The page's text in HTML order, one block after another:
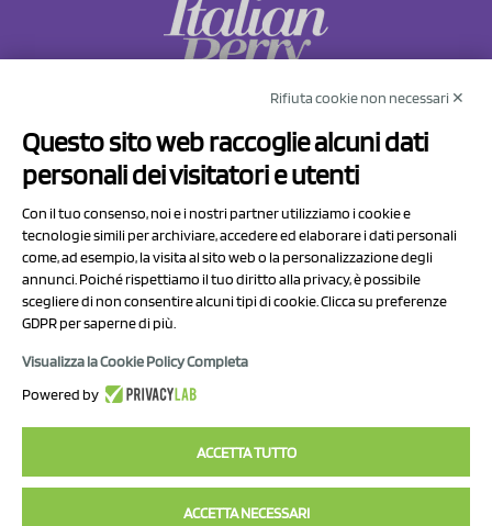
Via Prov.le Sassuolo Vignola 315/1
41057 Spilamberto (MO)
P.I/C.F. 01041460369
REA: MO 208553
Capitale sociale Euro 50.000,00 i.v.
Rifiuta cookie non necessari ✕
Questo sito web raccoglie alcuni dati
personali dei visitatori e utenti
Con il tuo consenso, noi e i nostri partner utilizziamo i cookie e
tecnologie simili per archiviare, accedere ed elaborare i dati personali
come, ad esempio, la visita al sito web o la personalizzazione degli
annunci. Poiché rispettiamo il tuo diritto alla privacy, è possibile
scegliere di non consentire alcuni tipi di cookie. Clicca su preferenze
GDPR per saperne di più.
Visualizza la Cookie Policy Completa
Powered by
ACCETTA TUTTO
ACCETTA NECESSARI